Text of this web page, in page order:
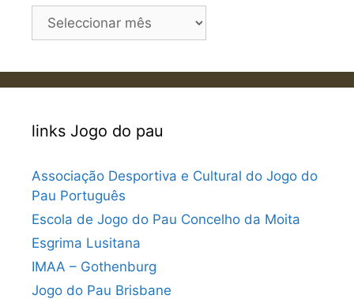
Arquivo
links Jogo do pau
Associação Desportiva e Cultural do Jogo do
Pau Português
Escola de Jogo do Pau Concelho da Moita
Esgrima Lusitana
IMAA – Gothenburg
Jogo do Pau Brisbane